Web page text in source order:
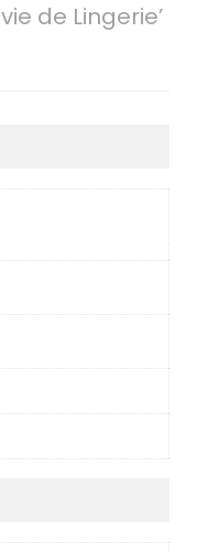
de Lingerie’